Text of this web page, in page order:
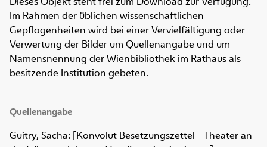
Im Rahmen der üblichen wissenschaftlichen
Gepflogenheiten wird bei einer Vervielfältigung oder
Verwertung der Bilder um Quellenangabe und um
Namensnennung der Wienbibliothek im Rathaus als
besitzende Institution gebeten.
Quellenangabe
Guitry, Sacha: [Konvolut Besetzungszettel - Theater an